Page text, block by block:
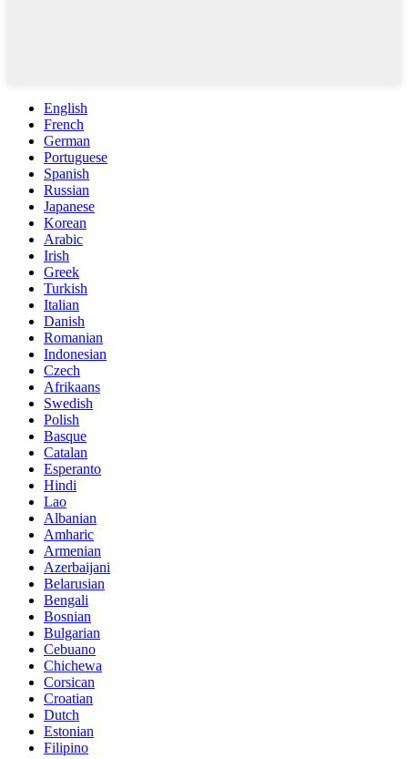
English
French
German
Portuguese
Spanish
Russian
Japanese
Korean
Arabic
Irish
Greek
Turkish
Italian
Danish
Romanian
Indonesian
Czech
Afrikaans
Swedish
Polish
Basque
Catalan
Esperanto
Hindi
Lao
Albanian
Amharic
Armenian
Azerbaijani
Belarusian
Bengali
Bosnian
Bulgarian
Cebuano
Chichewa
Corsican
Croatian
Dutch
Estonian
Filipino